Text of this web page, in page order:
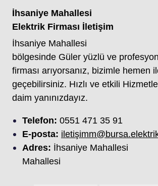
İhsaniye Mahallesi
Elektrik Firması İletişim
İhsaniye Mahallesi
bölgesinde Güler yüzlü ve
firması arıyorsanız, bizimle hemen
geçebilirsiniz. Hızlı ve etkili
daim yanınızdayız.
Telefon: 0551 471 35 91
E-posta:
Adres: İhsaniye Mahallesi
Mahallesi